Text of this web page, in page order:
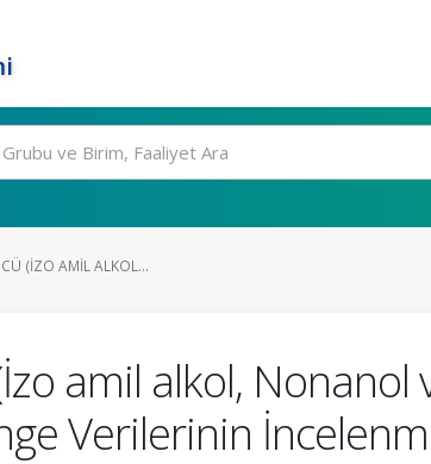
(İZO AMIL ALKOL...
amil alkol, Nonanol
Verilerinin